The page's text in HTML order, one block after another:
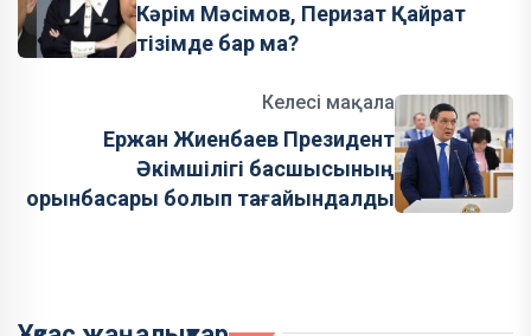
Кәрім Мәсімов, Перизат Қайрат
тізімде бар ма?
Келесі мақала
Ержан Жиенбаев Президент
Әкімшілігі басшысының
орынбасары болып тағайындалды